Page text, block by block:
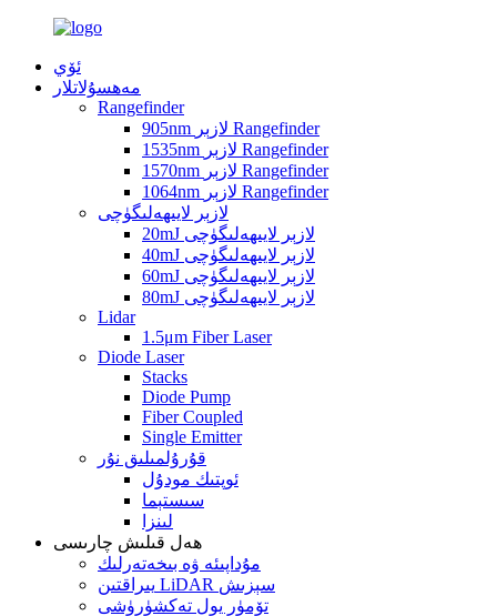
ئۆي
مەھسۇلاتلار
Rangefinder
905nm لازېر Rangefinder
1535nm لازېر Rangefinder
1570nm لازېر Rangefinder
1064nm لازېر Rangefinder
لازېر لايىھەلىگۈچى
20mJ لازېر لايىھەلىگۈچى
40mJ لازېر لايىھەلىگۈچى
60mJ لازېر لايىھەلىگۈچى
80mJ لازېر لايىھەلىگۈچى
Lidar
1.5μm Fiber Laser
Diode Laser
Stacks
Diode Pump
Fiber Coupled
Single Emitter
قۇرۇلمىلىق نۇر
ئوپتىك مودۇل
سىستېما
لىنزا
ھەل قىلىش چارىسى
مۇداپىئە ۋە بىخەتەرلىك
يىراقتىن LiDAR سېزىش
تۆمۈر يول تەكشۈرۈشى